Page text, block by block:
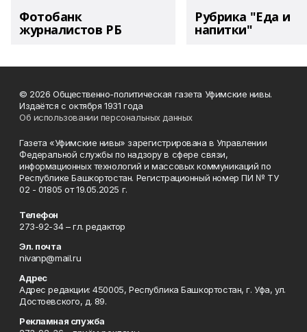
Фотобанк
журналистов РБ
Рубрика "Еда и
напитки"
© 2026 Общественно-политическая газета Уфимские нивы.
Издаётся с октября 1931 года
Об использовании персональных данных
Газета «Уфимские нивы» зарегистрирована в Управлении
Федеральной службы по надзору в сфере связи,
информационных технологий и массовых коммуникаций по
Республике Башкортостан. Регистрационный номер ПИ № ТУ
02 - 01805 от 19.05.2025 г.
Телефон
273-92-34 – гл. редактор
Эл. почта
nivanp@mail.ru
Адрес
Адрес редакции: 450005, Республика Башкортостан, г. Уфа, ул.
Достоевского, д. 89.
Рекламная служба